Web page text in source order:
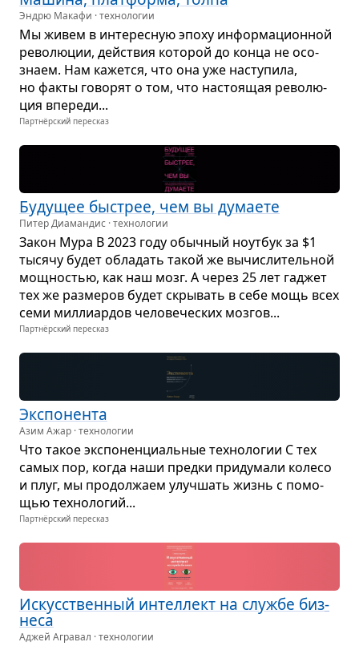
Эндрю Макафи · технологии
Мы живем в инте­рес­ную эпоху инфор­ма­ци­он­ной
рево­лю­ции, действия кото­рой до конца не осо­
знаем. Нам кажется, что она уже насту­пила,
но факты гово­рят о том, что насто­я­щая рево­лю­
ция впе­реди...
Партнёрский пересказ
Буду­щее быстрее, чем вы дума­ете
Питер Диамандис · технологии
Закон Мура В 2023 году обыч­ный ноут­бук за $1
тысячу будет обла­дать такой же вычис­ли­тель­ной
мощ­но­стью, как наш мозг. А через 25 лет гаджет
тех же раз­ме­ров будет скры­вать в себе мощь всех
семи мил­ли­ар­дов чело­ве­че­ских моз­гов...
Партнёрский пересказ
Экс­по­нента
Азим Ажар · технологии
Что такое экс­по­нен­ци­аль­ные тех­но­ло­гии С тех
самых пор, когда наши предки при­ду­мали колесо
и плуг, мы про­дол­жаем улуч­шать жизнь с помо­
щью тех­но­ло­гий...
Партнёрский пересказ
Искус­ствен­ный интел­лект на службе биз­
неса
Аджей Агравал · технологии